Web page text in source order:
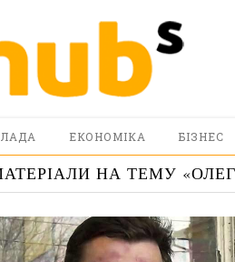
ЕКОНОМІКА БІЗНЕС
НА ТЕМУ «